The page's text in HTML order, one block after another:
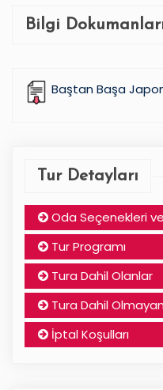
Bilgi
Baştan Başa
Tur Detayları
Oda Seçenekleri
Tur Programı
Tura Dahil Olanlar
Tura Dahil
İptal Koşulları